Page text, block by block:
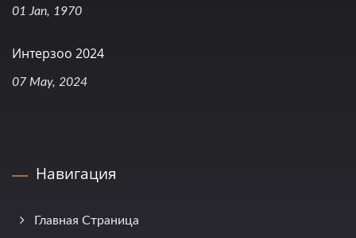
01 Jan, 1970
Интерзоо 2024
07 May, 2024
Навигация
Главная Страница